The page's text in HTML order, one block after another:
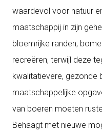
waardevol voor natuur
maatschappij in zijn
bloemrijke randen,
recreëren, terwijl deze
kwalitatievere, gezonde
maatschappelijke
van boeren moeten
Behaagt met nieuwe